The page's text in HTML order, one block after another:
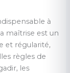
à
maîtrise est un
et régularité,
règles de
les